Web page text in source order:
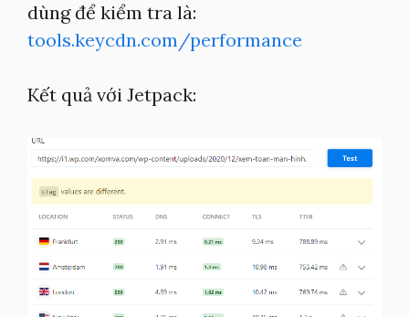
dùng để kiểm tra là:
tools.keycdn.com/performance
Kết quả với Jetpack: